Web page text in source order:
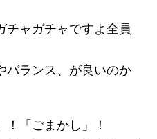
チャガチャですよ全員
バランス、が良いのか
！「ごまかし」！